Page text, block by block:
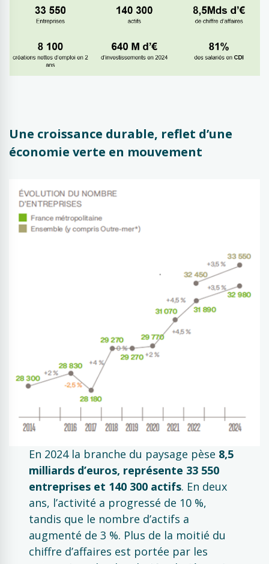
Une croissance durable, reflet d’une
économie verte en mouvement
En 2024 la branche du paysage pèse 8,5
milliards d’euros, représente 33 550
entreprises et 140 300 actifs. En deux
ans, l’activité a progressé de 10 %,
tandis que le nombre d’actifs a
augmenté de 3 %. Plus de la moitié du
chiffre d’affaires est portée par les